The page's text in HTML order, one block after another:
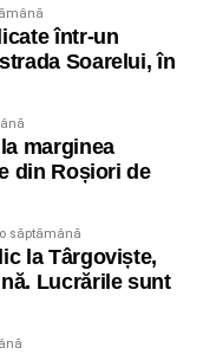
acestea, îi rog pe toți
înțelegere, răbdare și
pr. conf. univ. dr.
al Arhiepiscopiei
Media și pe Google
într-un
Soarelui, în
marginea
din Roșiori de
săptămână
la Târgoviște,
Lucrările sunt